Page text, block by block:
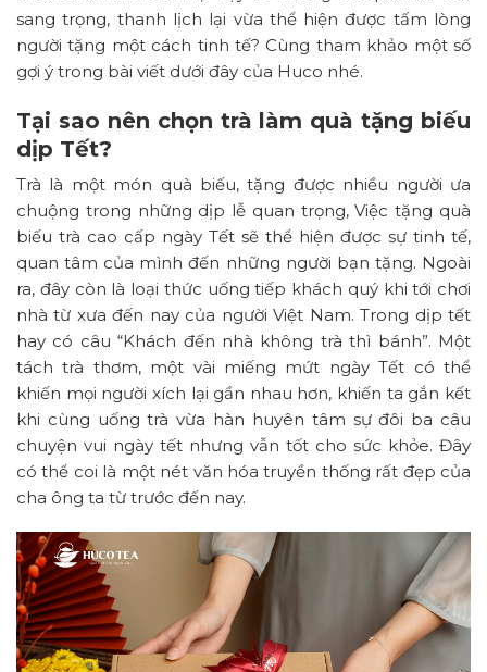
sang trọng, thanh lịch lại vừa thể hiện được tấm lòng
người tặng một cách tinh tế? Cùng tham khảo một số
gợi ý trong bài viết dưới đây của Huco nhé.
Tại sao nên chọn trà làm quà tặng biếu
dịp Tết?
Trà là một món quà biếu, tặng được nhiều người ưa
chuộng trong những dịp lễ quan trọng, Việc tặng quà
biếu trà cao cấp ngày Tết sẽ thể hiện được sự tinh tế,
quan tâm của mình đến những người bạn tặng. Ngoài
ra, đây còn là loại thức uống tiếp khách quý khi tới chơi
nhà từ xưa đến nay của người Việt Nam. Trong dịp tết
hay có câu “Khách đến nhà không trà thì bánh”. Một
tách trà thơm, một vài miếng mứt ngày Tết có thể
khiến mọi người xích lại gần nhau hơn, khiến ta gắn kết
khi cùng uống trà vừa hàn huyên tâm sự đôi ba câu
chuyện vui ngày tết nhưng vẫn tốt cho sức khỏe. Đây
có thể coi là một nét văn hóa truyền thống rất đẹp của
cha ông ta từ trước đến nay.